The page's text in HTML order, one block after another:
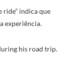
ride” indica que
experiência.
his road trip.